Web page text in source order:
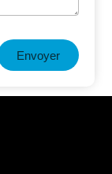
Envoyer